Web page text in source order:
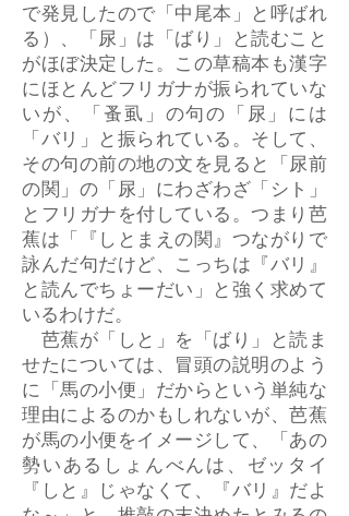
で発見したので「中尾本」と呼ばれ
る）、「尿」は「ばり」と読むこと
がほぼ決定した。この草稿本も漢字
にほとんどフリガナが振られていな
いが、「蚤虱」の句の「尿」には
「バリ」と振られている。そして、
その句の前の地の文を見ると「尿前
の関」の「尿」にわざわざ「シト」
とフリガナを付している。つまり芭
蕉は「『しとまえの関』つながりで
詠んだ句だけど、こっちは『バリ』
と読んでちょーだい」と強く求めて
いるわけだ。
芭蕉が「しと」を「ばり」と読ま
せたについては、冒頭の説明のよう
に「馬の小便」だからという単純な
理由によるのかもしれないが、芭蕉
が馬の小便をイメージして、「あの
勢いあるしょんべんは、ゼッタイ
『しと』じゃなくて、『バリ』だよ